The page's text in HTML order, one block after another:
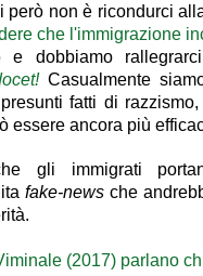
però non è ricondurci
che l'immigrazione
e dobbiamo
Casualmente
fatti di
essere ancora più
gli immigrati
fake-news che
(2017) parlano